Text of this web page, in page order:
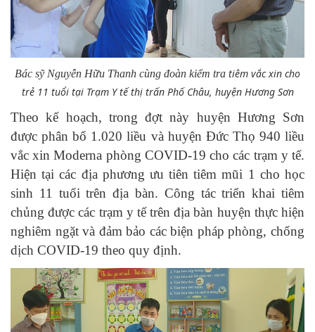
Bác sỹ Nguyễn Hữu Thanh cùng đoàn kiểm tra tiêm vắc xin cho
trẻ 11 tuổi tại Trạm Y tế thị trấn Phố Châu, huyện Hương Sơn
Theo kế hoạch, trong đợt này huyện Hương Sơn
được phân bổ 1.020 liều và huyện Đức Thọ 940 liều
vắc xin Moderna phòng COVID-19 cho các trạm y tế.
Hiện tại các địa phương ưu tiên tiêm mũi 1 cho học
sinh 11 tuổitrên địa bàn. Công tác triển khai tiêm
chủng được các trạm y tế trên địa bàn huyện thực hiện
nghiêm ngặt và đảm bảo các biện pháp phòng, chống
dịch COVID-19 theo quy định.